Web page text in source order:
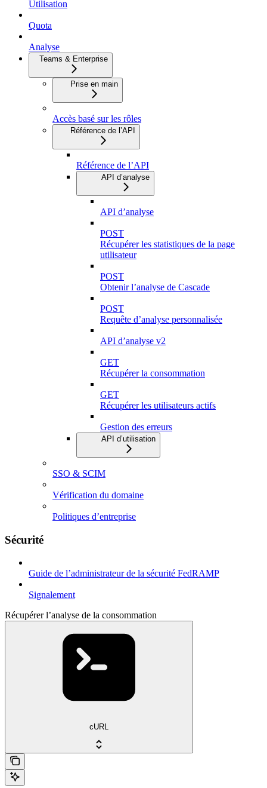
Utilisation
Quota
Analyse
Teams & Enterprise
Prise en main
Accès basé sur les rôles
Référence de l’API
Référence de l’API
API d’analyse
API d’analyse
POST
Récupérer les statistiques de la page
utilisateur
POST
Obtenir l’analyse de Cascade
POST
Requête d’analyse personnalisée
API d’analyse v2
GET
Récupérer la consommation
GET
Récupérer les utilisateurs actifs
Gestion des erreurs
API d’utilisation
SSO & SCIM
Vérification du domaine
Politiques d’entreprise
Sécurité
Guide de l’administrateur de la sécurité FedRAMP
Signalement
Récupérer l’analyse de la consommation
cURL